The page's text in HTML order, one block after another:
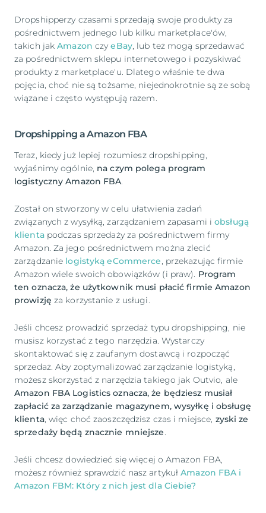
Dropshipperzy czasami sprzedają swoje produkty za
pośrednictwem jednego lub kilku marketplace'ów,
takich jakAmazon czyeBay, lub też mogą sprzedawać
za pośrednictwem sklepu internetowego i pozyskiwać
produkty z marketplace'u. Dlatego właśnie te dwa
pojęcia, choć nie są tożsame, niejednokrotnie są ze sobą
wiązane i często występują razem.
Dropshipping a Amazon FBA
Teraz, kiedy już lepiej rozumiesz dropshipping,
wyjaśnimy ogólnie, na czym polega program
logistyczny Amazon FBA.
Został on stworzony w celu ułatwienia zadań
związanych z wysyłką, zarządzaniem zapasami iobsługą
klientapodczas sprzedaży za pośrednictwem firmy
Amazon. Za jego pośrednictwem można zlecić
zarządzanie logistyką eCommerce, przekazując firmie
Amazon wiele swoich obowiązków (i praw). Program
ten oznacza, że użytkownik musi płacić firmie Amazon
prowizjęza korzystanie z usługi.
Jeśli chcesz prowadzić sprzedaż typu dropshipping, nie
musisz korzystać z tego narzędzia. Wystarczy
skontaktować się z zaufanym dostawcą i rozpocząć
sprzedaż. Aby zoptymalizować zarządzanie logistyką,
możesz skorzystać z narzędzia takiego jak Outvio, ale
Amazon FBA Logistics oznacza, że będziesz musiał
zapłacić za zarządzanie magazynem, wysyłkę i obsługę
klienta, więc choć zaoszczędzisz czas i miejsce, zyski ze
sprzedaży będą znacznie mniejsze.
Jeśli chcesz dowiedzieć się więcej o Amazon FBA,
możesz również sprawdzić nasz artykułAmazon FBA i
Amazon FBM: Który z nich jest dla Ciebie?